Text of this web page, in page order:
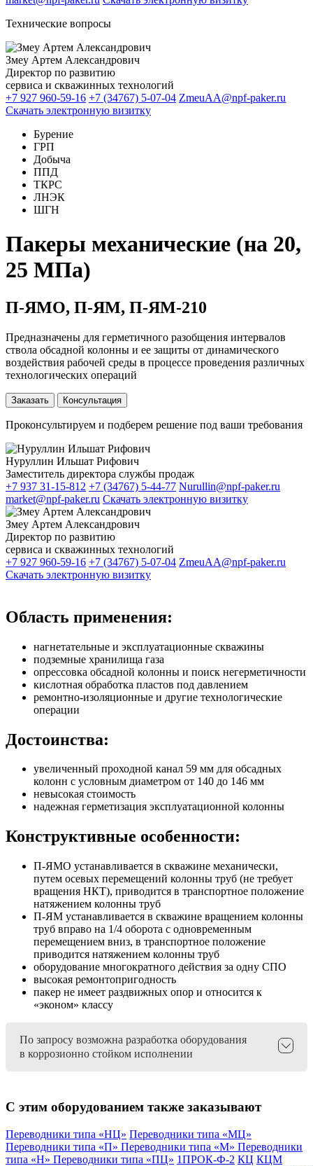
Технические вопросы
Змеу Артем Александрович
Директор по развитию
сервиса и скважинных технологий
+7 927 960-59-16 +7 (34767) 5-07-04 ZmeuAA@npf-paker.ru
Скачать электронную визитку
Бурение
ГРП
Добыча
ППД
ТКРС
ЛНЭК
ШГН
Пакеры механические (на 20,
25 МПа)
П-ЯМО, П-ЯМ, П-ЯМ-210
Предназначены для герметичного разобщения интервалов
ствола обсадной колонны и ее защиты от динамического
воздействия рабочей среды в процессе проведения различных
технологических операций
Заказать Консультация
Проконсультируем и подберем решение под ваши требования
Нуруллин Ильшат Рифович
Заместитель директора службы продаж
+7 937 31-15-812 +7 (34767) 5-44-77 Nurullin@npf-paker.ru
market@npf-paker.ru Скачать электронную визитку
Змеу Артем Александрович
Директор по развитию
сервиса и скважинных технологий
+7 927 960-59-16 +7 (34767) 5-07-04 ZmeuAA@npf-paker.ru
Скачать электронную визитку
Область применения:
нагнетательные и эксплуатационные скважины
подземные хранилища газа
опрессовка обсадной колонны и поиск негерметичности
кислотная обработка пластов под давлением
ремонтно-изоляционные и другие технологические
операции
Достоинства:
увеличенный проходной канал 59 мм для обсадных
колонн с условным диаметром от 140 до 146 мм
невысокая стоимость
надежная герметизация эксплуатационной колонны
Конструктивные особенности:
П-ЯМО устанавливается в скважине механически,
путем осевых перемещений колонны труб (не требует
вращения НКТ), приводится в транспортное положение
натяжением колонны труб
П-ЯМ устанавливается в скважине вращением колонны
труб вправо на 1/4 оборота с одновременным
перемещением вниз, в транспортное положение
приводится натяжением колонны труб
оборудование многократного действия за одну СПО
высокая ремонтопригодность
пакер не имеет раздвижных опор и относится к
«эконом» классу
По запросу возможна разработка оборудования
в коррозионно стойком исполнении
С этим оборудованием также заказывают
Переводники типа «НЦ» Переводники типа «МЦ»
Переводники типа «П» Переводники типа «М» Переводники
типа «Н» Переводники типа «ПЦ» 1ПРОК-Ф-2 КЦ КЦМ